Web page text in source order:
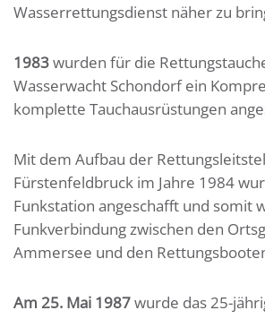
Wasserrettungsdienst näher zu
1983wurden für die
Wasserwacht Schondorf ein
komplette Tauchausrüstungen
Mit dem Aufbau der
Fürstenfeldbruck im Jahre 1984
Funkstation angeschafft und somit
Funkverbindung zwischen den
Ammersee und den
Am 25. Mai 1987wurde das 25-